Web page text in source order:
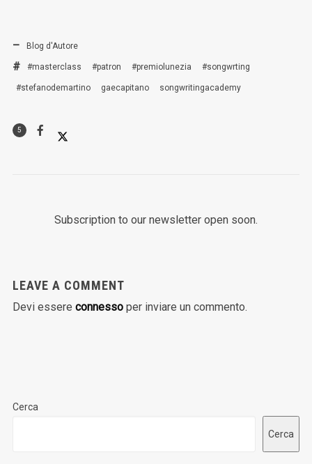
Blog d'Autore
#masterclass #patron #premiolunezia #songwrting
#stefanodemartino gaecapitano songwritingacademy
5
Subscription to our newsletter open soon.
LEAVE A COMMENT
Devi essere connessoper inviare un commento.
Cerca
Cerca